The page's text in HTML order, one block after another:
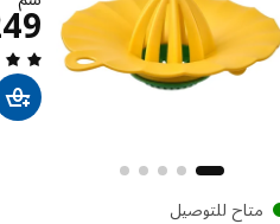
249
للتوصيل